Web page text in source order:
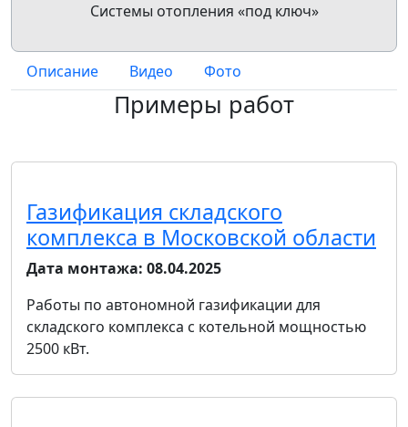
Системы отопления «под ключ»
Описание Видео Фото
Примеры работ
Газификация складского
комплекса в Московской области
Дата монтажа: 08.04.2025
Работы по автономной газификации для
складского комплекса с котельной мощностью
2500 кВт.